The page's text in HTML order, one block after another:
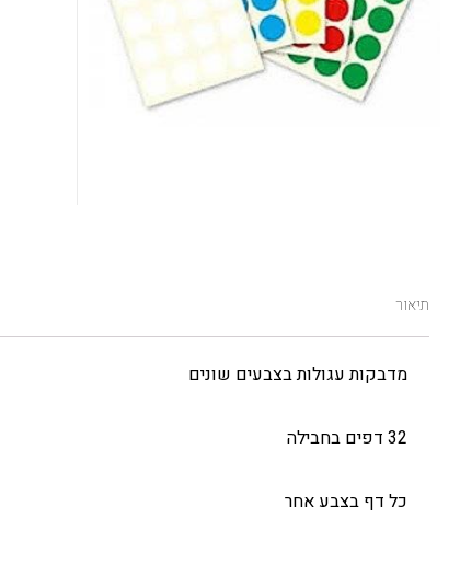
תיאור
מדבקות עגולות בצבעים שונים
32 דפים בחבילה
כל דף בצבע אחר